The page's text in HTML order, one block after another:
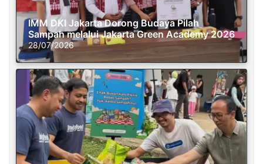
IMM DKI Jakarta Dorong Budaya Pilah
Sampah melalui Jakarta Green Academy 2026
28/07/2026